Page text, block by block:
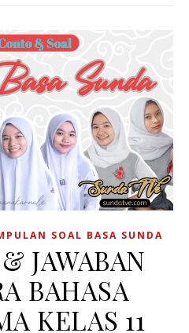
SOAL BASA SUNDA
JAWABAN
BAHASA
KELAS 11